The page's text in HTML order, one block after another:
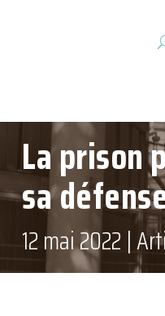
La prison
sa
12 mai 2022 |